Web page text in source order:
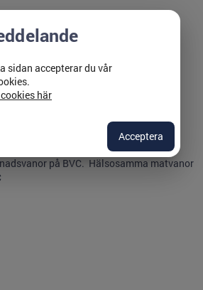
som arbetar på BVC
på BVC. Hälsosamma matvanor
sidan accepterar du vår
här
Acceptera